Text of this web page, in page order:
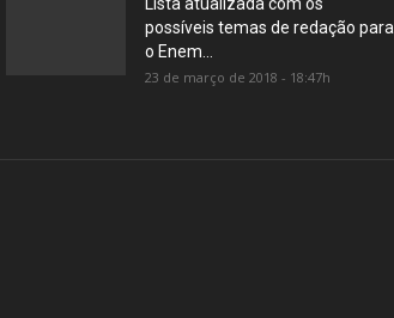
possíveis temas de redação para
o Enem...
23 de março de 2018 - 18:47h